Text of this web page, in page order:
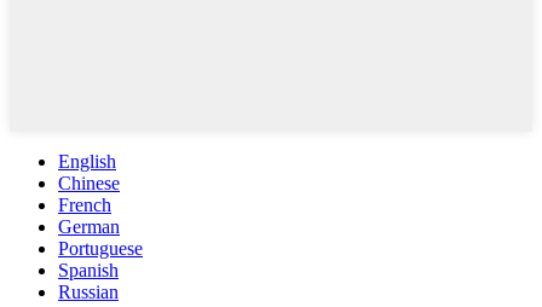
English
Chinese
French
German
Portuguese
Spanish
Russian